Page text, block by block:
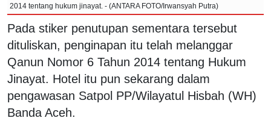
2014 tentang hukum jinayat. - (ANTARA FOTO/Irwansyah Putra)
Pada stiker penutupan sementara tersebut
dituliskan, penginapan itu telah melanggar
Qanun Nomor 6 Tahun 2014 tentang Hukum
Jinayat. Hotel itu pun sekarang dalam
pengawasan Satpol PP/Wilayatul Hisbah (WH)
Banda Aceh.